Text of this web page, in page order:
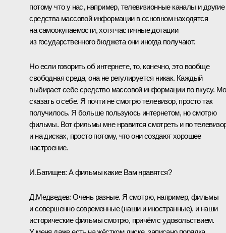
потому что у нас, например, телевизионные каналы и другие
средства массовой информации в основном находятся
на самоокупаемости, хотя частичные дотации
из государственного бюджета они иногда получают.
Но если говорить об интернете, то, конечно, это вообще
свободная среда, она не регулируется никак. Каждый
выбирает себе средство массовой информации по вкусу.
сказать о себе. Я почти не смотрю телевизор, просто так
получилось. Я больше пользуюсь интернетом, но смотрю
фильмы. Вот фильмы мне нравится смотреть и по
и на дисках, просто потому, что они создают хорошее
настроение.
И.Батищев: А фильмы какие Вам нравятся?
Д.Медведев: Очень разные. Я смотрю, например, фильмы
и совершенно современные (наши и иностранные), и наши
исторические фильмы смотрю, причём с удовольствием.